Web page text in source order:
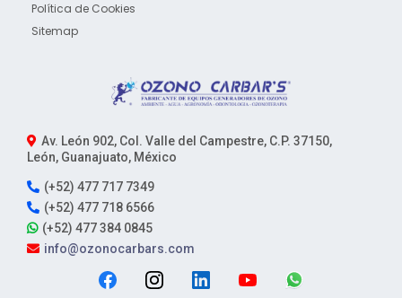
Política de Cookies
Sitemap
Av. León 902, Col. Valle del Campestre, C.P. 37150,
León, Guanajuato, México
(+52) 477 717 7349
(+52) 477 718 6566
(+52) 477 384 0845
info@ozonocarbars.com